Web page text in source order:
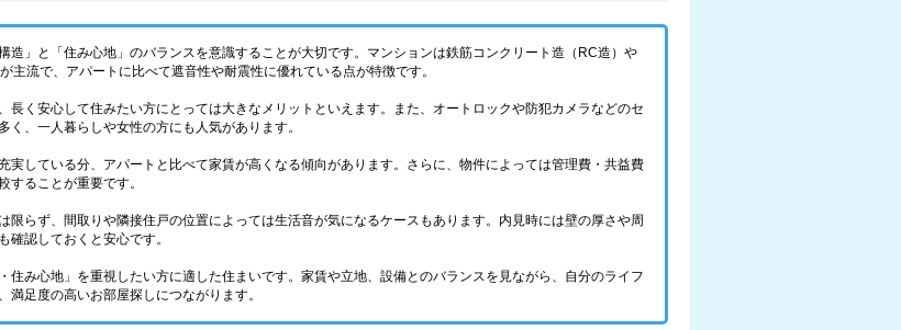
造」と「住み心地」のバランスを意識することが大切です。マンションは鉄筋コンクリート造（RC造）や
主流で、アパートに比べて遮音性や耐震性に優れている点が特徴です。
長く安心して住みたい方にとっては大きなメリットといえます。また、オートロックや防犯カメラなどのセ
く、一人暮らしや女性の方にも人気があります。
実している分、アパートと比べて家賃が高くなる傾向があります。さらに、物件によっては管理費・共益費
することが重要です。
限らず、間取りや隣接住戸の位置によっては生活音が気になるケースもあります。内見時には壁の厚さや周
確認しておくと安心です。
住み心地」を重視したい方に適した住まいです。家賃や立地、設備とのバランスを見ながら、自分のライフ
満足度の高いお部屋探しにつながります。